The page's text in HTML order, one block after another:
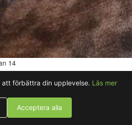
14
Stampen — ett naturskönt område
till såväl Ullevi-arenorna som
Stampgatan 14 erbjuder
med mötesrum, alla med
förbättra din upplevelse. Läs mer
Acceptera alla